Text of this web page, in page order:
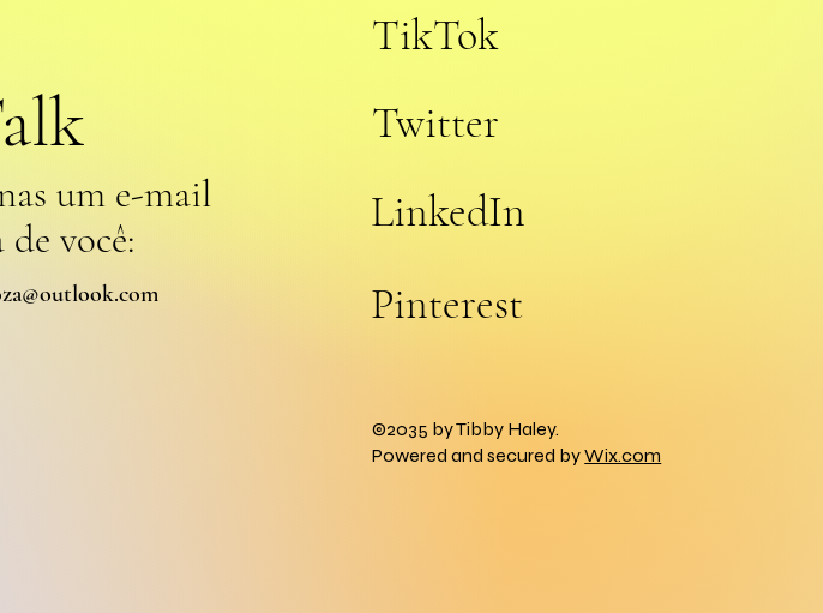
um e-mail
você:
TikTok
Twitter
LinkedIn
Pinterest
©2035 by Tibby Haley.
Powered and secured byWix.com